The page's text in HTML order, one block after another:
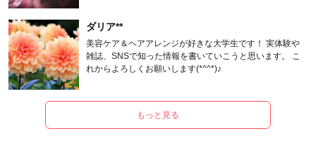
ダリア**
美容ケア＆ヘアアレンジが好きな大学生です！ 実体験や
雑誌、SNSで知った情報を書いていこうと思います。 こ
れからよろしくお願いします(*^^*)♪
もっと見る